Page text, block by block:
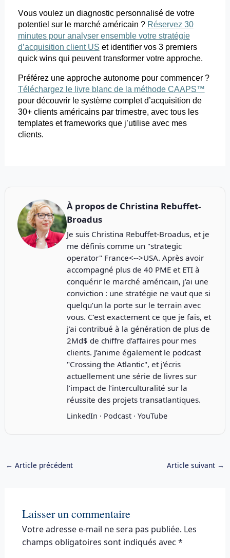
Vous voulez un diagnostic personnalisé de votre
potentiel sur le marché américain ? Réservez 30
minutes pour analyser ensemble votre stratégie
d’acquisition client US etidentifier vos 3 premiers
quick winsqui peuvent transformer votre approche.
Préférez une approche autonome pour commencer ?
Téléchargez le livre blanc de la méthode CAAPS™
pourdécouvrir le système complet d’acquisition de
30+ clients américains par trimestre, avec tous les
templatesetframeworksque j’utilise avec mes
clients.
À propos de Christina Rebuffet-
Broadus
Je suis Christina Rebuffet-Broadus, et je
me définis comme un "strategic
operator" France<-->USA. Après avoir
accompagné plus de 40 PME et ETI à
conquérir le marché américain, j’ai une
conviction : une stratégie ne vaut que si
quelqu’un la porte sur le terrain avec
vous. C’est exactement ce que je fais, et
j’ai contribué à la génération de plus de
2Md$ de chiffre d’affaires pour mes
clients. J’anime également le podcast
"Crossing the Atlantic", et j’écris
actuellement une série de livres sur
l’impact de l’interculturalité sur la
réussite des projets transatlantiques.
LinkedIn · Podcast· YouTube
← Article précédent Article suivant →
Laisser un commentaire
Votre adresse e-mail ne sera pas publiée. Les
champs obligatoires sont indiqués avec *